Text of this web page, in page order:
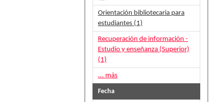
Orientación bibliotecaria para
estudiantes (1)
Recuperación de información -
Estudio y enseñanza (Superior)
(1)
... más
Fecha